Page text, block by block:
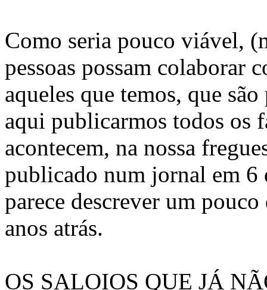
Como seria pouco viável,
pessoas possam colaborar
aqueles que temos, que
aqui publicarmos todos os
acontecem, na nossa
publicado num jornal em 6
parece descrever um
anos atrás.
OS SALOIOS QUE JÁ